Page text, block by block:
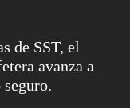
de SST, el
avanza a